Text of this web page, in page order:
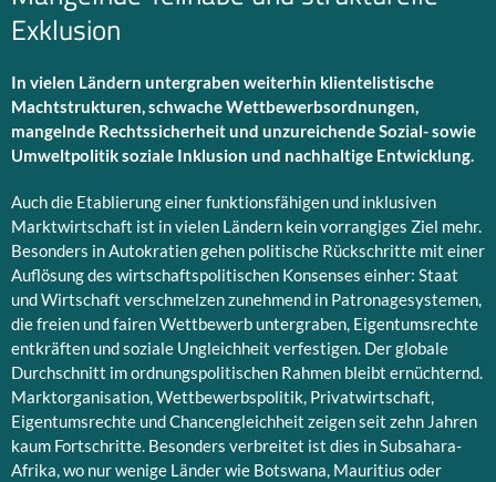
Exklusion
In vielen Ländern untergraben weiterhin klientelistische
Machtstrukturen, schwache Wettbewerbsordnungen,
mangelnde Rechtssicherheit und unzureichende Sozial- sowie
Umweltpolitik soziale Inklusion und nachhaltige Entwicklung.
Auch die Etablierung einer funktionsfähigen und inklusiven
Marktwirtschaft ist in vielen Ländern kein vorrangiges Ziel mehr.
Besonders in Autokratien gehen politische Rückschritte mit einer
Auflösung des wirtschaftspolitischen Konsenses einher: Staat
und Wirtschaft verschmelzen zunehmend in Patronagesystemen,
die freien und fairen Wettbewerb untergraben, Eigentumsrechte
entkräften und soziale Ungleichheit verfestigen. Der globale
Durchschnitt im ordnungspolitischen Rahmen bleibt ernüchternd.
Marktorganisation, Wettbewerbspolitik, Privatwirtschaft,
Eigentumsrechte und Chancengleichheit zeigen seit zehn Jahren
kaum Fortschritte. Besonders verbreitet ist dies in Subsahara-
Afrika, wo nur wenige Länder wie Botswana, Mauritius oder